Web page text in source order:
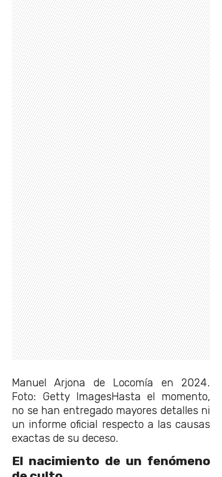
Manuel Arjona de Locomía en 2024.
Foto: Getty ImagesHasta el momento,
no se han entregado mayores detalles ni
un informe oficial respecto a las causas
exactas de su deceso.
El nacimiento de un fenómeno